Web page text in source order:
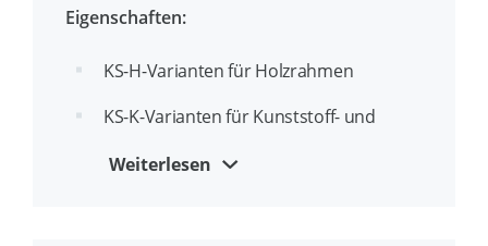
Eigenschaften:
KS-H-Varianten für Holzrahmen
KS-K-Varianten für Kunststoff- und
Weiterlesen